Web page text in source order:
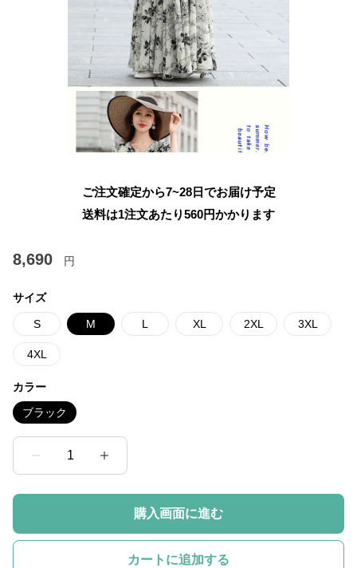
ご注文確定から7~28日でお届け予定
送料は1注文あたり560円かかります
8,690 円
サイズ
S M L XL 2XL 3XL
4XL
カラー
ブラック
1
購入画面に進む
カートに追加する